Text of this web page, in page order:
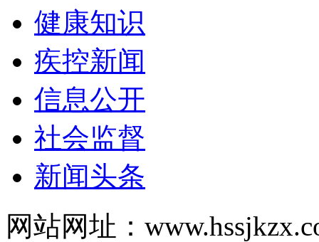
健康知识
疾控新闻
信息公开
社会监督
新闻头条
网站网址：